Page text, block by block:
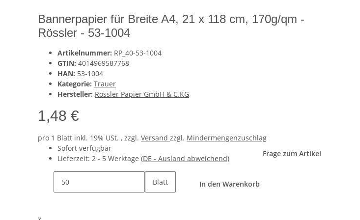
Bannerpapier für Breite A4, 21 x 118 cm, 170g/qm -
Rössler - 53-1004
Artikelnummer: RP_40-53-1004
GTIN: 4014969587768
HAN: 53-1004
Kategorie: Trauer
Hersteller: Rössler Papier GmbH & C.KG
1,48 €
pro 1 Blatt inkl. 19% USt. , zzgl. Versand zzgl. Mindermengenzuschlag
Sofort verfügbar
Lieferzeit: 2 - 5 Werktage (DE - Ausland abweichend)
Frage zum Artikel
Blatt In den Warenkorb